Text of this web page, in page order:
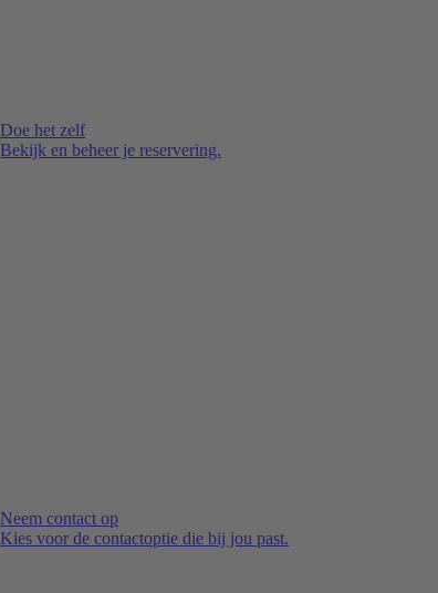
Doe het zelf
Bekijk en beheer je reservering.
Neem contact op
Kies voor de contactoptie die bij jou past.